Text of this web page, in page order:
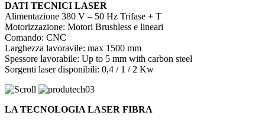
DATI TECNICI LASER
Alimentazione 380 V – 50 Hz Trifase + T
Motorizzazione: Motori Brushless e lineari
Comando: CNC
Larghezza lavoravile: max 1500 mm
Spessore lavorabile: Up to 5 mm with carbon steel
Sorgenti laser disponibili: 0,4 / 1 / 2 Kw
LA TECNOLOGIA LASER FIBRA